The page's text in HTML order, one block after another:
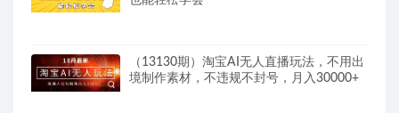
（13130期）淘宝AI无人直播玩法，不用出
境制作素材，不违规不封号，月入30000+